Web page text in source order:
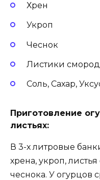
Хрен
Укроп
Чеснок
Листики
Соль, Сахар,
Приготовление
листьях:
В 3-х литровые
хрена, укроп,
чеснока. У огурцов